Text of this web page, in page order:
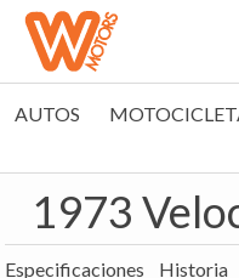
AUTOS
1973
Especificaciones Historia